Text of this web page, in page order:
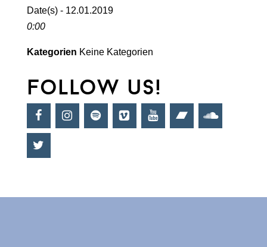
Date(s) - 12.01.2019
0:00
Kategorien Keine Kategorien
follow us!